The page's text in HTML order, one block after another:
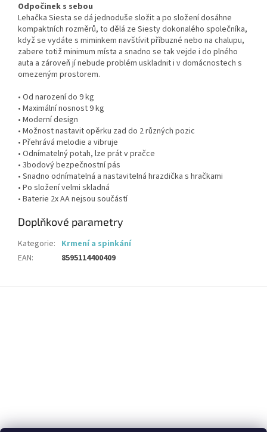
Odpočinek s sebou
Lehačka Siesta se dá jednoduše složit a po složení dosáhne
kompaktních rozměrů, to dělá ze Siesty dokonalého společníka,
když se vydáte s miminkem navštívit příbuzné nebo na chalupu,
zabere totiž minimum místa a snadno se tak vejde i do plného
auta a zároveň jí nebude problém uskladnit i v domácnostech s
omezeným prostorem.
• Od narození do 9 kg
• Maximální nosnost 9 kg
• Moderní design
• Možnost nastavit opěrku zad do 2 různých pozic
• Přehrává melodie a vibruje
• Odnímatelný potah, lze prát v pračce
• 3bodový bezpečnostní pás
• Snadno odnímatelná a nastavitelná hrazdička s hračkami
• Po složení velmi skladná
• Baterie 2x AA nejsou součástí
Doplňkové parametry
Kategorie: Krmení a spinkání
EAN: 8595114400409